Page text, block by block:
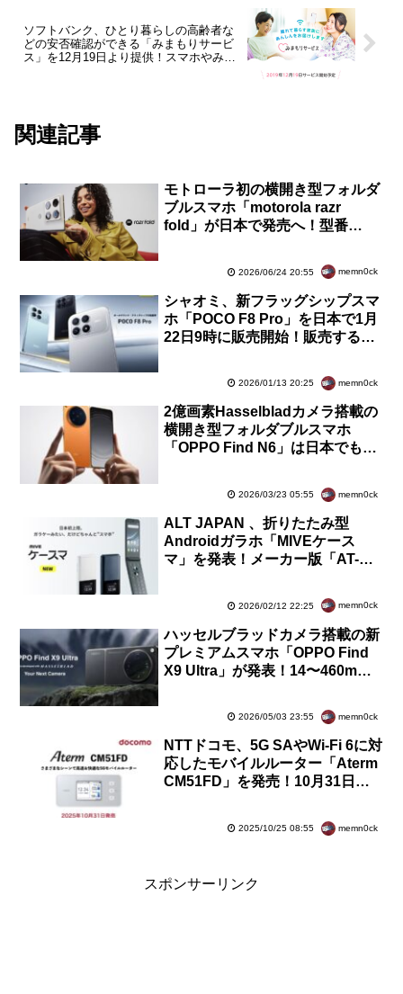
ソフトバンク、ひとり暮らしの高齢者な
どの安否確認ができる「みまもりサービ
ス」を12月19日より提供！スマホやみま
関連記事
モトローラ初の横開き型フォルダ
ブルスマホ「motorola razr
fold」が日本で発売へ！型番
2026/06/24 20:55 memn0ck
シャオミ、新フラッグシップスマ
ホ「POCO F8 Pro」を日本で1月
22日9時に販売開始！販売するモ
2026/01/13 20:25 memn0ck
2億画素Hasselbladカメラ搭載の
横開き型フォルダブルスマホ
「OPPO Find N6」は日本でも発
2026/03/23 05:55 memn0ck
ALT JAPAN 、折りたたみ型
Androidガラホ「MIVEケース
マ」を発表！メーカー版「AT-
2026/02/12 22:25 memn0ck
ハッセルブラッドカメラ搭載の新
プレミアムスマホ「OPPO Find
X9 Ultra」が発表！14〜460mm
2026/05/03 23:55 memn0ck
NTTドコモ、5G SAやWi-Fi 6に対
応したモバイルルーター「Aterm
CM51FD」を発売！10月31日に
2025/10/25 08:55 memn0ck
スポンサーリンク